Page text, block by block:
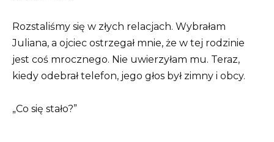
Rozstaliśmy się w złych relacjach. Wybrałam
Juliana, a ojciec ostrzegał mnie, że w tej rodzinie
jest coś mrocznego. Nie uwierzyłam mu. Teraz,
kiedy odebrał telefon, jego głos był zimny i obcy.
„Co się stało?”